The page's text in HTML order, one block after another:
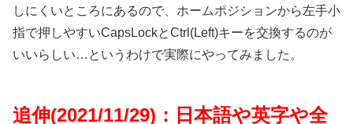
しにくいところにあるので、ホームポジションから左手小
指で押しやすいCapsLockとCtrl(Left)キーを交換するのが
いいらしい…というわけで実際にやってみました。
追伸(2021/11/29)：日本語や英字や全